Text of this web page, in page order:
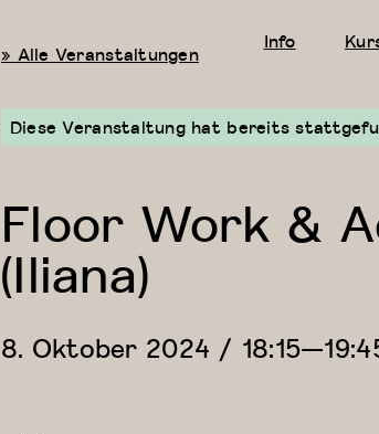
Info
« Alle Veranstaltungen
Diese Veranstaltung hat bereits
Floor Work &
(Iliana)
8. Oktober 2024 / 18:15—